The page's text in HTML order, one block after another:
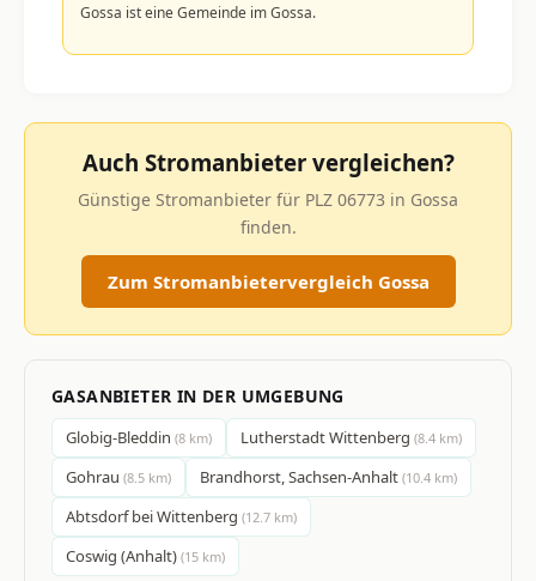
Gossa ist eine Gemeinde im Gossa.
Auch Stromanbieter vergleichen?
Günstige Stromanbieter für PLZ 06773 in Gossa
finden.
Zum Stromanbietervergleich Gossa
GASANBIETER IN DER UMGEBUNG
Globig-Bleddin (8 km) Lutherstadt Wittenberg (8.4 km)
Gohrau (8.5 km) Brandhorst, Sachsen-Anhalt (10.4 km)
Abtsdorf bei Wittenberg (12.7 km)
Coswig (Anhalt) (15 km)